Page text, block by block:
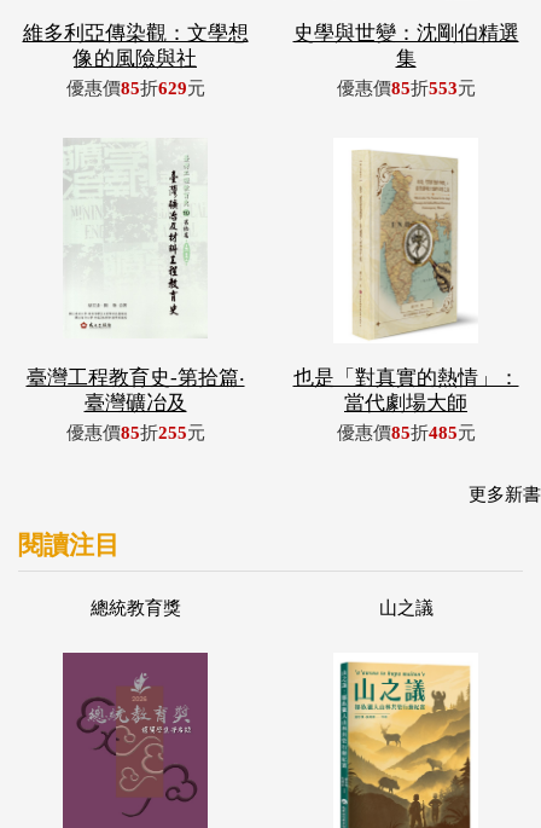
維多利亞傳染觀：文學想
像的風險與社
優惠價85折629元
史學與世變：沈剛伯精選
集
優惠價85折553元
臺灣工程教育史-第拾篇‧
臺灣礦冶及
優惠價85折255元
也是「對真實的熱情」：
當代劇場大師
優惠價85折485元
更多新書
閱讀注目
總統教育獎 山之議